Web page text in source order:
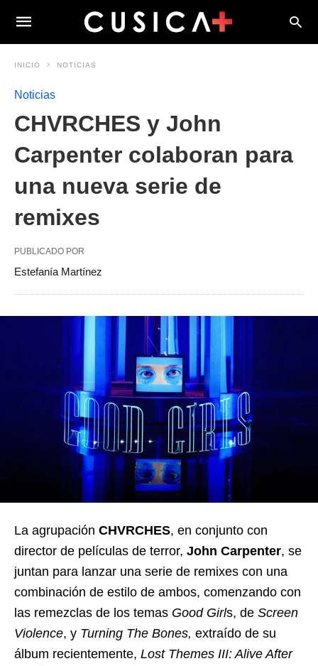
INICIO NOTICIAS
Noticias
CHVRCHES y John
Carpenter colaboran para
una nueva serie de
remixes
PUBLICADO POR
Estefanía Martínez
La agrupación CHVRCHES, en conjunto con
director de películas de terror, John Carpenter, se
juntan para lanzar una serie de remixes con una
combinación de estilo de ambos, comenzando con
las remezclas de los temas Good Girls, de Screen
Violence, y Turning The Bones, extraído de su
álbum recientemente, Lost Themes III: Alive After